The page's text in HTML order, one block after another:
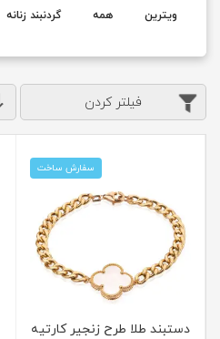
ویترین همه گردنبند زنانه
فیلتر کردن
سفارش ساخت
دستبند طلا طرح زنجیر کارتیه